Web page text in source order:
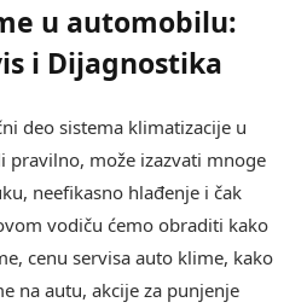
u automobilu:
i Dijagnostika
deo sistema klimatizacije u
pravilno, može izazvati mnoge
neefikasno hlađenje i čak
vodiču ćemo obraditi kako
cenu servisa auto klime, kako
na autu, akcije za punjenje